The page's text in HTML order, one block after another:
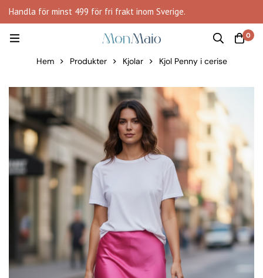
Handla för minst 499 för fri frakt inom Sverige.
0
Hem Produkter Kjolar Kjol Penny i cerise